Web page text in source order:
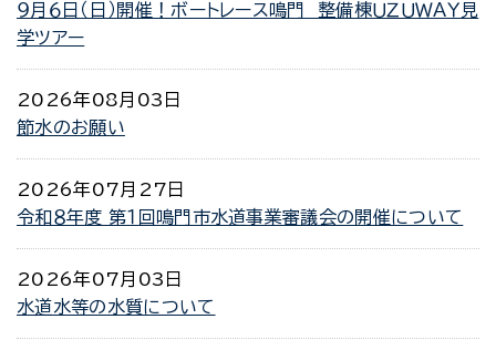
９月６日（日）開催！ボートレース鳴門 整備棟ＵＺＵＷＡＹ見
学ツアー
2026年08月03日
節水のお願い
2026年07月27日
令和８年度 第１回鳴門市水道事業審議会の開催について
2026年07月03日
水道水等の水質について